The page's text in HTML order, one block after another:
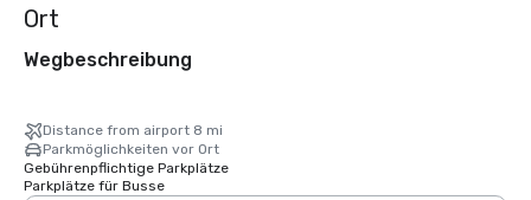
Ort
Wegbeschreibung
Distance from airport 8 mi
Parkmöglichkeiten vor Ort
Gebührenpflichtige Parkplätze
Parkplätze für Busse